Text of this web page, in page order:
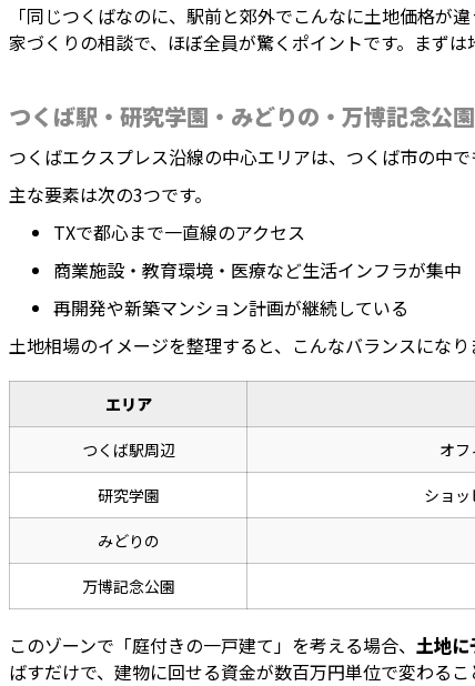
「同じつくばなのに、駅前と郊外でこんなに土地価格が違
家づくりの相談で、ほぼ全員が驚くポイントです。まず
つくば駅・研究学園・みどりの・万博記念公
つくばエクスプレス沿線の中心エリアは、つくば市の中
主な要素は次の3つです。
TXで都心まで一直線のアクセス
商業施設・教育環境・医療など生活インフラが集中
再開発や新築マンション計画が継続している
土地相場のイメージを整理すると、こんなバランスになり
エリア
つくば駅周辺 オ
研究学園 ショ
みどりの
万博記念公園
このゾーンで「庭付きの一戸建て」を考える場合、 土地に
ばすだけで、建物に回せる資金が数百万円単位で変わるこ